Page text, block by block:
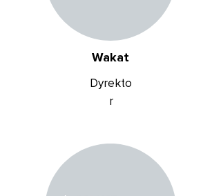
Wakat
Dyrekto
r